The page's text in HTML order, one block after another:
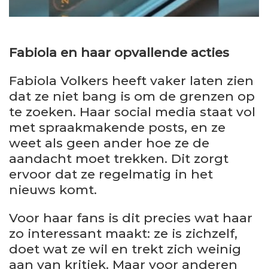
Fabiola en haar opvallende acties
Fabiola Volkers heeft vaker laten zien
dat ze niet bang is om de grenzen op
te zoeken. Haar social media staat vol
met spraakmakende posts, en ze
weet als geen ander hoe ze de
aandacht moet trekken. Dit zorgt
ervoor dat ze regelmatig in het
nieuws komt.
Voor haar fans is dit precies wat haar
zo interessant maakt: ze is zichzelf,
doet wat ze wil en trekt zich weinig
aan van kritiek. Maar voor anderen